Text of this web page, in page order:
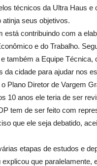
técnicos da Ultra Haus
atinja seus objetivos.
está contribuindo com a
e do Trabalho.
também a Equipe
da cidade para ajudar nos
Plano Diretor de Vargem
10 anos ele teria de ser
tem de ser feito com
que ele seja debatido,
etapas de estudos e
explicou que